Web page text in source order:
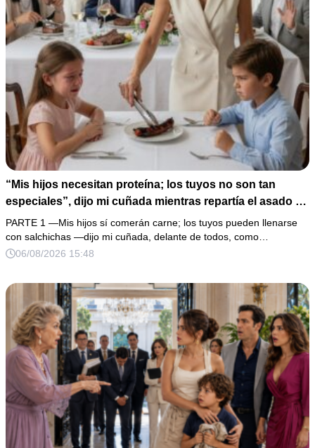
“Mis hijos necesitan proteína; los tuyos no son tan
especiales”, dijo mi cuñada mientras repartía el asado y
hacía llorar a mi hija. Mi esposo me pidió que no armara
un escándalo, así que guardé silencio, terminé un pastel
de boda de 8,000 pesos y coloqué sobre la mesa un
PARTE 1 —Mis hijos sí comerán carne; los tuyos pueden llenarse
con salchichas —dijo mi cuñada, delante de todos, como…
06/08/2026 15:48